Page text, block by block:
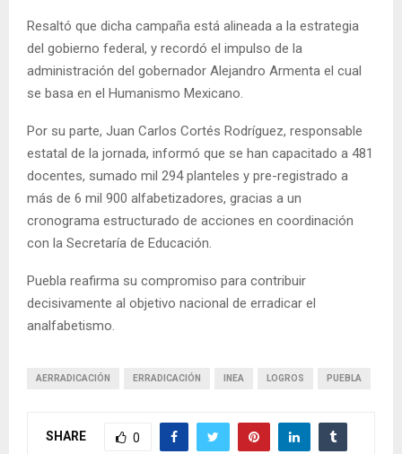
Resaltó que dicha campaña está alineada a la estrategia
del gobierno federal, y recordó el impulso de la
administración del gobernador Alejandro Armenta el cual
se basa en el Humanismo Mexicano.
Por su parte, Juan Carlos Cortés Rodríguez, responsable
estatal de la jornada, informó que se han capacitado a 481
docentes, sumado mil 294 planteles y pre-registrado a
más de 6 mil 900 alfabetizadores, gracias a un
cronograma estructurado de acciones en coordinación
con la Secretaría de Educación.
Puebla reafirma su compromiso para contribuir
decisivamente al objetivo nacional de erradicar el
analfabetismo.
AERRADICACIÓN ERRADICACIÓN INEA LOGROS PUEBLA
SHARE 0